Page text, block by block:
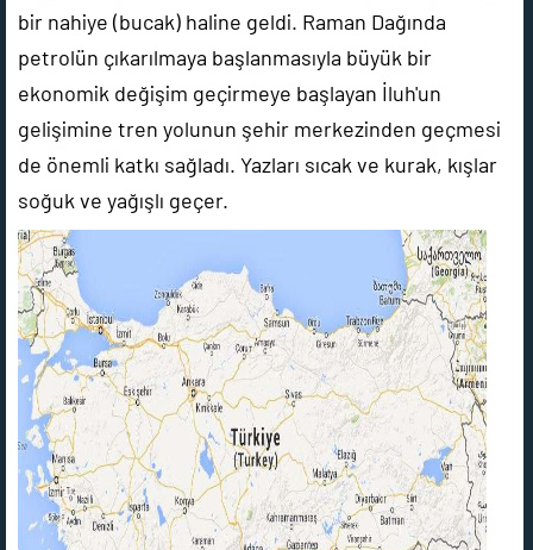
bir nahiye (bucak) haline geldi. Raman Dağında
petrolün çıkarılmaya başlanmasıyla büyük bir
ekonomik değişim geçirmeye başlayan İluh'un
gelişimine tren yolunun şehir merkezinden geçmesi
de önemli katkı sağladı. Yazları sıcak ve kurak, kışlar
soğuk ve yağışlı geçer.